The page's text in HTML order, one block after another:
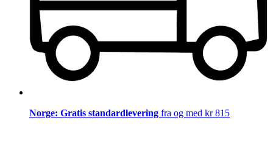
Norge: Gratis standardlevering fra og med kr 815